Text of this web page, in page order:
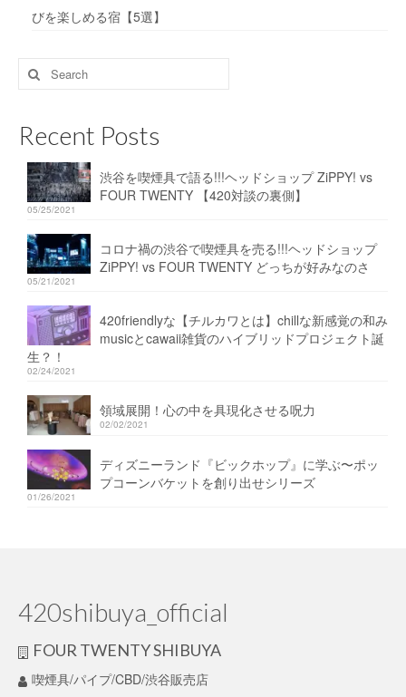
びを楽しめる宿【5選】
Search
for:
Recent Posts
渋谷を喫煙具で語る!!!ヘッドショップ ZiPPY! vs
FOUR TWENTY 【420対談の裏側】
05/25/2021
コロナ禍の渋谷で喫煙具を売る!!!ヘッドショップ
ZiPPY! vs FOUR TWENTY どっちが好みなのさ
05/21/2021
420friendlyな【チルカワとは】chillな新感覚の和み
musicとcawaii雑貨のハイブリッドプロジェクト誕
生？！
02/24/2021
領域展開！心の中を具現化させる呪力
02/02/2021
ディズニーランド『ビックホップ』に学ぶ〜ポッ
プコーンバケットを創り出せシリーズ
01/26/2021
420shibuya_official
FOUR TWENTY SHIBUYA
喫煙具/パイプ/CBD/渋谷販売店